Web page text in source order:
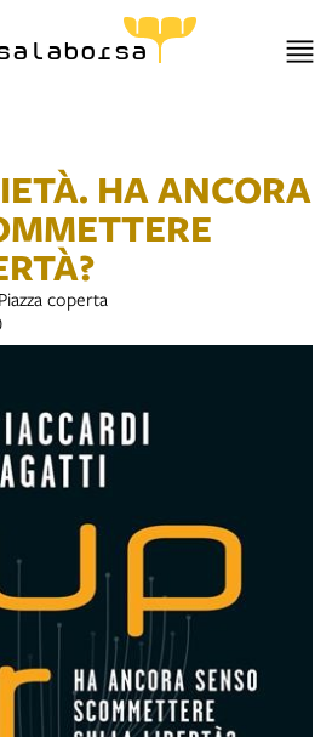
HA ANCORA
coperta